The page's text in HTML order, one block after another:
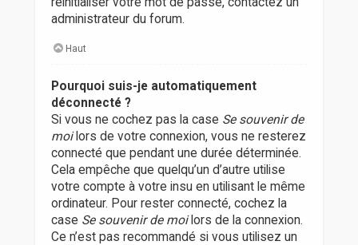
administrateur du forum.
Haut
Pourquoi suis-je automatiquement
déconnecté ?
Si vous ne cochez pas la case Se souvenir de
moilors de votre connexion, vous ne resterez
connecté que pendant une durée déterminée.
Cela empêche que quelqu’un d’autre utilise
votre compte à votre insu en utilisant le même
ordinateur. Pour rester connecté, cochez la
case Se souvenir de moilors de la connexion.
Ce n’est pas recommandé si vous utilisez un